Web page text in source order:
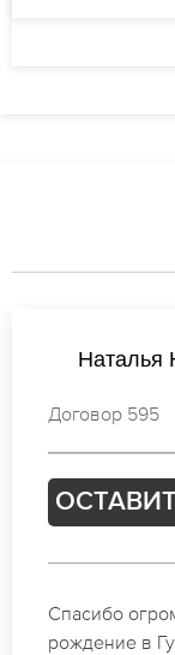
Договор 312
Идеальные
маникюру в